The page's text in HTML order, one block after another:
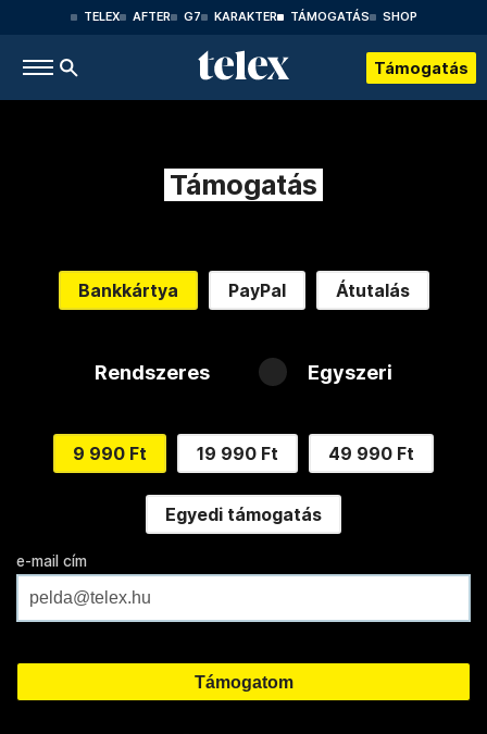
TELEX AFTER G7 KARAKTER TÁMOGATÁS SHOP
Támogatás
Támogatás
Bankkártya PayPal Átutalás
Rendszeres Egyszeri
9 990 Ft 19 990 Ft 49 990 Ft
Egyedi támogatás
e-mail cím